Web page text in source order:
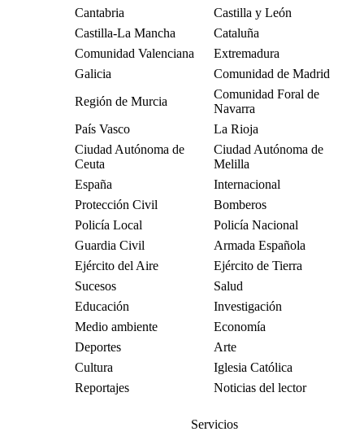
Cantabria
Castilla y León
Castilla-La Mancha
Cataluña
Comunidad Valenciana
Extremadura
Galicia
Comunidad de Madrid
Región de Murcia
Comunidad Foral de
Navarra
País Vasco
La Rioja
Ciudad Autónoma de
Ceuta
Ciudad Autónoma de
Melilla
España
Internacional
Protección Civil
Bomberos
Policía Local
Policía Nacional
Guardia Civil
Armada Española
Ejército del Aire
Ejército de Tierra
Sucesos
Salud
Educación
Investigación
Medio ambiente
Economía
Deportes
Arte
Cultura
Iglesia Católica
Reportajes
Noticias del lector
Servicios